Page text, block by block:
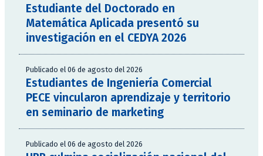
Estudiante del Doctorado en
Matemática Aplicada presentó su
investigación en el CEDYA 2026
Publicado el 06 de agosto del 2026
Estudiantes de Ingeniería Comercial
PECE vincularon aprendizaje y territorio
en seminario de marketing
Publicado el 06 de agosto del 2026